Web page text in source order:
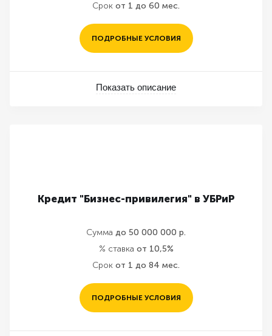
Срок от 1 до 60 мес.
ПОДРОБНЫЕ УСЛОВИЯ
Показать описание
Кредит "Бизнес-привилегия" в УБРиР
Сумма до 50 000 000 р.
% ставка от 10,5%
Срок от 1 до 84 мес.
ПОДРОБНЫЕ УСЛОВИЯ